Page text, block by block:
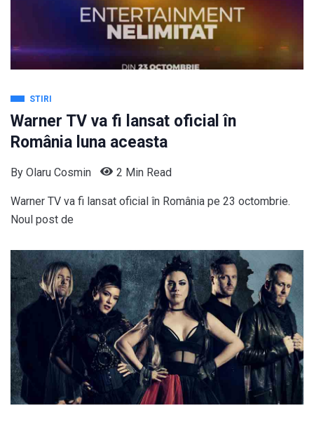
STIRI
Warner TV va fi lansat oficial în
România luna aceasta
By Olaru Cosmin 2 Min Read
Warner TV va fi lansat oficial în România pe 23 octombrie.
Noul post de